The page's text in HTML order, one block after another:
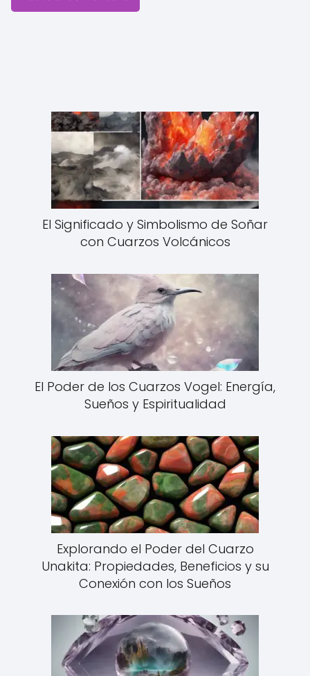
El Significado y Simbolismo de Soñar
con Cuarzos Volcánicos
El Poder de los Cuarzos Vogel: Energía,
Sueños y Espiritualidad
Explorando el Poder del Cuarzo
Unakita: Propiedades, Beneficios y su
Conexión con los Sueños